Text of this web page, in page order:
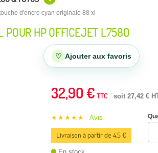
d'encre cyan originale 88 xl
POUR HP OFFICEJET L7580
♡ Ajouter aux favoris
32,90 € TTC soit 27,42 €
★★★★★ Avis
Livraison à partir de 4,5 €